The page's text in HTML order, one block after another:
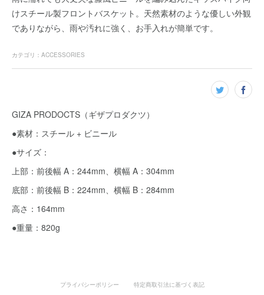
けスチール製フロントバスケット。天然素材のような優しい外観
でありながら、雨や汚れに強く、お手入れが簡単です。
カテゴリ ： ACCESSORIES
GIZA PRODOCTS（ギザプロダクツ）
●素材：スチール + ビニール
●サイズ：
上部：前後幅 A：244mm、横幅 A：304mm
底部：前後幅 B：224mm、横幅 B：284mm
高さ：164mm
●重量：820g
プライバシーポリシー 特定商取引法に基づく表記